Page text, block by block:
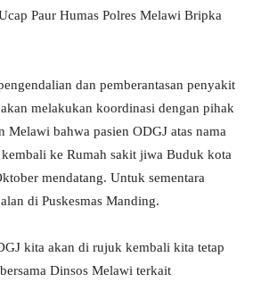
Paur Humas Polres Melawi Bripka
dan pemberantasan penyakit
melakukan koordinasi dengan pihak
Melawi bahwa pasien ODGJ atas nama
ke Rumah sakit jiwa Buduk kota
mendatang. Untuk sementara
di Puskesmas Manding.
kita akan di rujuk kembali kita tetap
Dinsos Melawi terkait